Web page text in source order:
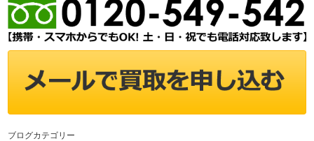
ブログカテゴリー